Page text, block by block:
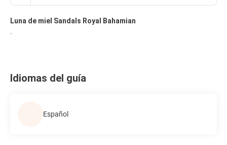
Luna de miel Sandals Royal Bahamian
.
Idiomas del guía
Español